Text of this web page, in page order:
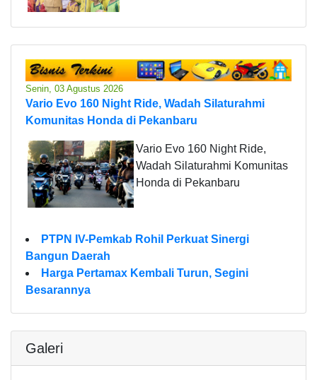
Senin, 03 Agustus 2026
Vario Evo 160 Night Ride, Wadah Silaturahmi
Komunitas Honda di Pekanbaru
Vario Evo 160 Night Ride,
Wadah Silaturahmi Komunitas
Honda di Pekanbaru
PTPN IV-Pemkab Rohil Perkuat Sinergi
Bangun Daerah
Harga Pertamax Kembali Turun, Segini
Besarannya
Galeri